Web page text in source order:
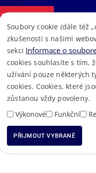
DALŠÍ PORTÁLY
Soubory cookie (dále též
zkušenosti s našimi
sekci Informace o
cookies souhlasíte s tím,
užívání pouze některých
cookies. Cookies, které
zůstanou vždy povoleny.
Výkonové
Funkční
PŘIJMOUT VYBRANÉ